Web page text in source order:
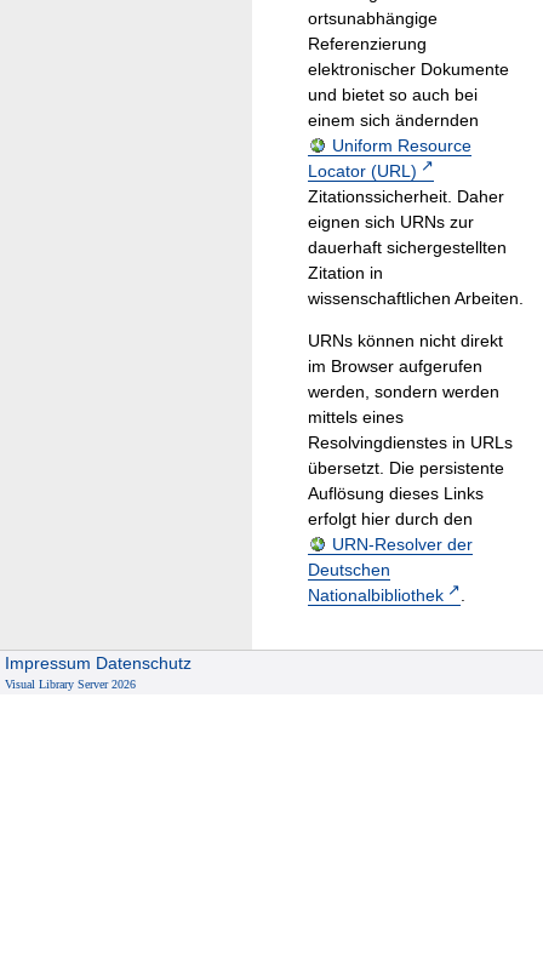
ortsunabhängige
Referenzierung
elektronischer Dokumente
und bietet so auch bei
einem sich ändernden
Uniform Resource
Locator (URL)
Zitationssicherheit. Daher
eignen sich URNs zur
dauerhaft sichergestellten
Zitation in
wissenschaftlichen Arbeiten.
URNs können nicht direkt
im Browser aufgerufen
werden, sondern werden
mittels eines
Resolvingdienstes in URLs
übersetzt. Die persistente
Auflösung dieses Links
erfolgt hier durch den
URN-Resolver der
Deutschen
Nationalbibliothek
.
Impressum Datenschutz
Visual Library Server 2026